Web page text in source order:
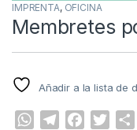
IMPRENTA, OFICINA
Membretes
Añadir a la lista de
W